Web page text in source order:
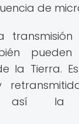
de
transmisión
pueden
la Tierra.
así la